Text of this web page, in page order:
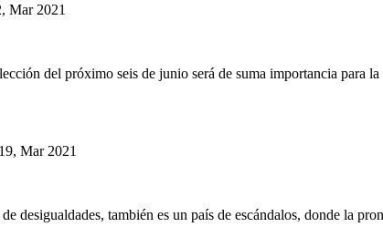
Mar 2021
del próximo seis de junio será de suma importancia
Mar 2021
desigualdades, también es un país de escándalos, donde la